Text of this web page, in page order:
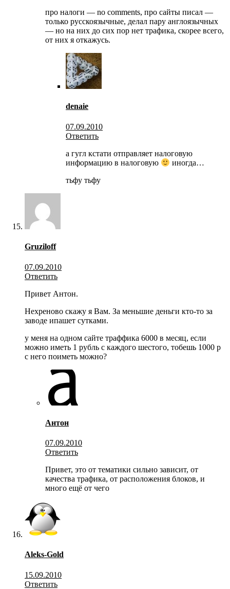
про налоги — no comments, про сайты писал —
только русскоязычные, делал пару англоязычных
— но на них до сих пор нет трафика, скорее всего,
от них я откажусь.
denaie
07.09.2010
Ответить
а гугл кстати отправляет налоговую
информацию в налоговую
иногда…
тьфу тьфу
Gruziloff
07.09.2010
Ответить
Привет Антон.
Нехреново скажу я Вам. За меньшие деньги кто-то за
заводе ипашет сутками.
у меня на одном сайте траффика 6000 в месяц, если
можно иметь 1 рубль с каждого шестого, тобешь 1000 р
с него поиметь можно?
Антон
07.09.2010
Ответить
Привет, это от тематики сильно зависит, от
качества трафика, от расположения блоков, и
много ещё от чего
Aleks-Gold
15.09.2010
Ответить